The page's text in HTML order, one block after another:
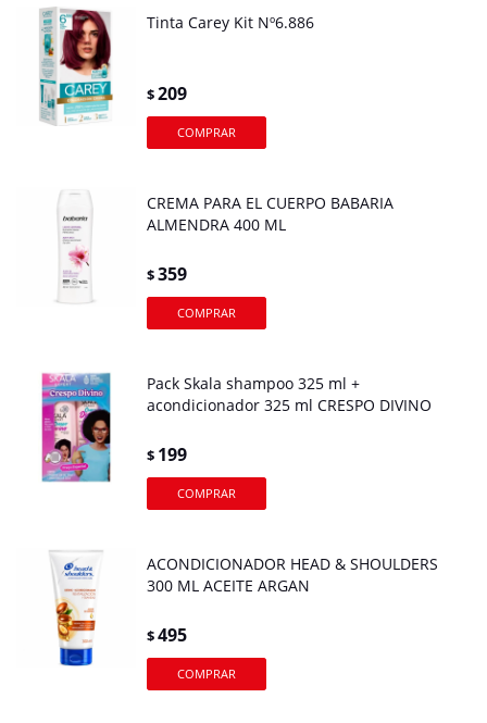
Tinta Carey Kit Nº6.886
$209
CREMA PARA EL CUERPO BABARIA
ALMENDRA 400 ML
$359
Pack Skala shampoo 325 ml +
acondicionador 325 ml CRESPO DIVINO
$ 199
ACONDICIONADOR HEAD & SHOULDERS
300 ML ACEITE ARGAN
$495